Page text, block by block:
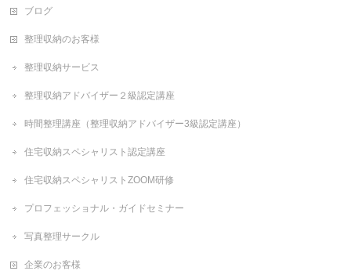
ブログ
整理収納のお客様
整理収納サービス
整理収納アドバイザー２級認定講座
時間整理講座（整理収納アドバイザー3級認定講座）
住宅収納スペシャリスト認定講座
住宅収納スペシャリストZOOM研修
プロフェッショナル・ガイドセミナー
写真整理サークル
企業のお客様